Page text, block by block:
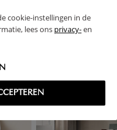
cookie-instellingen in de
lees ons privacy-en